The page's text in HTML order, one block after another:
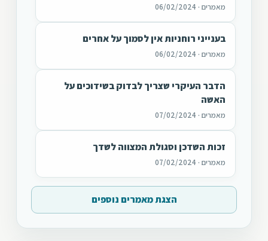
מאמרים · 06/02/2024
בענייני רוחניות אין לסמוך על אחרים
מאמרים · 06/02/2024
הדבר העיקרי שצריך לבדוק בשידוכים על
האשה
מאמרים · 07/02/2024
זכות השדכן וסגולת המצווה לשדך
מאמרים · 07/02/2024
הצגת מאמרים נוספים